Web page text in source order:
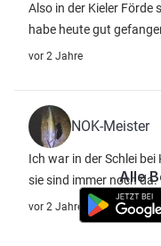
Also in der Kieler Förde
habe heute gut
vor 2 Jahre
NOK-Meister
Ich war in der Schlei
sie sind immer noch da.
vor 2 Jahre
Alle